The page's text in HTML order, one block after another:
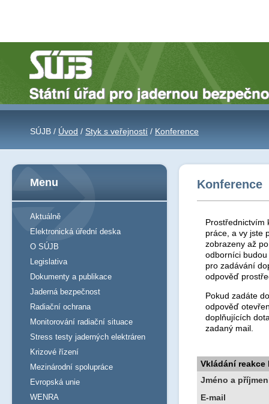
SÚJB / Úvod / Styk s veřejností / Konference
Konference
Prostřednictvím
práce, a vy jste
zobrazeny až
odborníci
pro zadávání
odpověď
Pokud zadáte
odpověď
doplňujících
zadaný mail.
Vkládání reakce
Jméno a
E-mail
Menu
Aktuálně
Elektronická úřední deska
O SÚJB
Legislativa
Dokumenty a publikace
Jaderná bezpečnost
Radiační ochrana
Monitorování radiační situace
Stress testy jaderných elektráren
Krizové řízení
Mezinárodní spolupráce
Evropská unie
WENRA